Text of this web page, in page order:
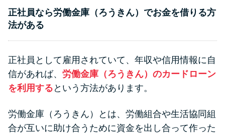
正社員なら労働金庫（ろうきん）でお金を借りる方
法がある
正社員として雇用されていて、年収や信用情報に自
信があれば、 労働金庫（ろうきん）のカードローン
を利用する という方法があります。
労働金庫（ろうきん）とは、労働組合や生活協同組
合が互いに助け合うために資金を出し合って作った